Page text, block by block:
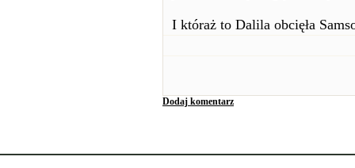
I któraż to Dalila obcięła
Dodaj komentarz